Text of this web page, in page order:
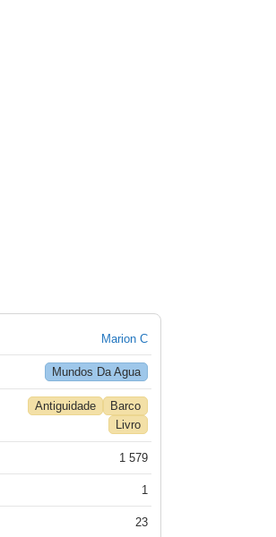
Marion C
Mundos Da Agua
Antiguidade
Barco
Livro
1 579
1
23